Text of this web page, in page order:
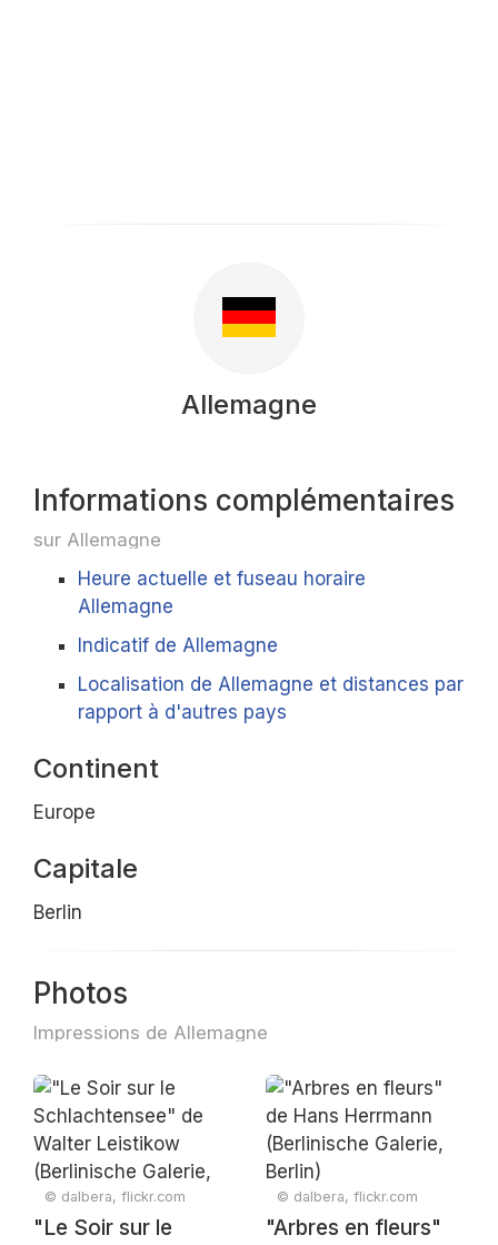
Allemagne
Informations complémentaires
sur Allemagne
Heure actuelle et fuseau horaire
Allemagne
Indicatif de Allemagne
Localisation de Allemagne et distances par
rapport à d'autres pays
Continent
Europe
Capitale
Berlin
Photos
Impressions de Allemagne
© dalbera, flickr.com
"Le Soir sur le
© dalbera, flickr.com
"Arbres en fleurs"